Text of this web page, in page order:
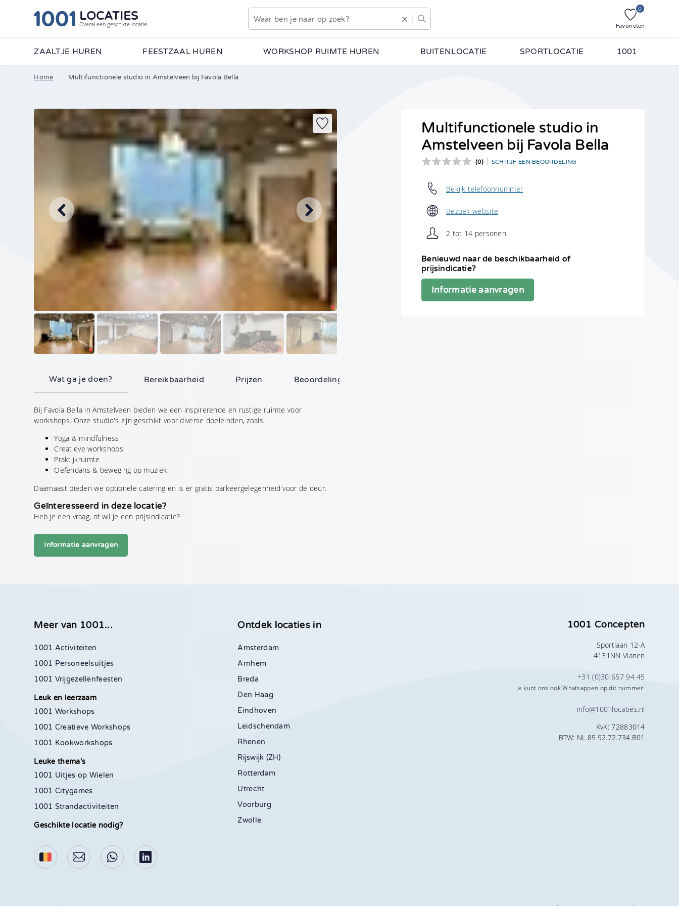
LOCATIES
Overal een geschikte locatie
0
Favorieten
ZAALTJE HUREN FEESTZAAL HUREN WORKSHOP RUIMTE HUREN BUITENLOCATIE SPORTLOCATIE 1001
Home Multifunctionele studio in Amstelveen bij Favola Bella
Multifunctionele studio in
Amstelveen bij Favola Bella
(0) SCHRIJF EEN BEOORDELING
Bekijk telefoonnummer
Bezoek website
2 tot 14 personen
Benieuwd naar de beschikbaarheid of
prijsindicatie?
Informatie aanvragen
Wat ga je doen? Bereikbaarheid Prijzen Beoordelingen (0)
Bij Favola Bella in Amstelveen bieden we een inspirerende en rustige ruimte voor
workshops. Onze studio's zijn geschikt voor diverse doeleinden, zoals:
Yoga & mindfulness
Creatieve workshops
Praktijkruimte
Oefendans & beweging op muziek
Daarnaast bieden we optionele catering en is er gratis parkeergelegenheid voor de deur.
Geïnteresseerd in deze locatie?
Heb je een vraag, of wil je een prijsindicatie?
Informatie aanvragen
Contactpersoon
Bedrijfsnaam
E-mailadres
Telefoonnummer
Aanvraag versturen
Geheel vrijblijvend Binnen 24 uur reactie
Meer van 1001...
1001 Activiteiten
1001 Personeelsuitjes
1001 Vrijgezellenfeesten
Leuk en leerzaam
1001 Workshops
1001 Creatieve Workshops
1001 Kookworkshops
Leuke thema's
1001 Uitjes op Wielen
1001 Citygames
1001 Strandactiviteiten
Geschikte locatie nodig?
Ontdek locaties in
Amsterdam
Arnhem
Breda
Den Haag
Eindhoven
Leidschendam
Rhenen
Rijswijk (ZH)
Rotterdam
Utrecht
Voorburg
Zwolle
1001 Concepten
Sportlaan 12-A
4131NN Vianen
+31 (0)30 657 94 45
Je kunt ons ook Whatsappen op dit nummer!
info@1001locaties.nl
KvK: 72883014
BTW: NL.85.92.72.734.B01